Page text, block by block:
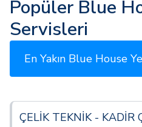
Popüler Blue
Servisleri
En Yakın Blue House
ÇELİK TEKNİK - KADİR